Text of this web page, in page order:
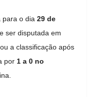
para o dia 29 de
ser disputada em
a classificação após
por 1 a 0 no